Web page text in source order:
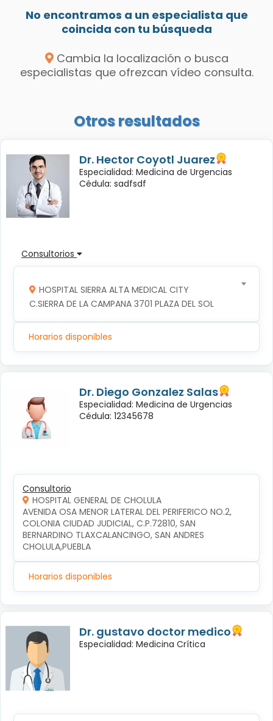
No encontramos a un especialista que
coincida con tu búsqueda
Cambia la localización o busca
especialistas que ofrezcan vídeo consulta.
Otros resultados
Dr. Hector Coyotl Juarez
Especialidad: Medicina de Urgencias
Cédula: sadfsdf
Consultorios
HOSPITAL SIERRA ALTA MEDICAL CITY
C.SIERRA DE LA CAMPANA 3701 PLAZA DEL SOL
Horarios disponibles
Dr. Diego Gonzalez Salas
Especialidad: Medicina de Urgencias
Cédula: 12345678
Consultorio
HOSPITAL GENERAL DE CHOLULA
AVENIDA OSA MENOR LATERAL DEL PERIFERICO NO.2,
COLONIA CIUDAD JUDICIAL, C.P.72810, SAN
BERNARDINO TLAXCALANCINGO, SAN ANDRES
CHOLULA,PUEBLA
Horarios disponibles
Dr. gustavo doctor medico
Especialidad: Medicina Crítica